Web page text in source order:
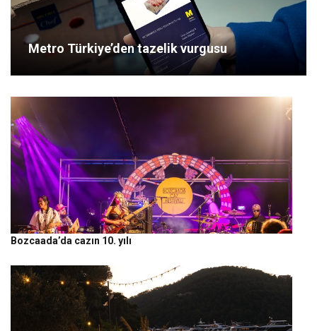
Metro Türkiye’den tazelik vurgusu
Bozcaada’da cazın 10. yılı